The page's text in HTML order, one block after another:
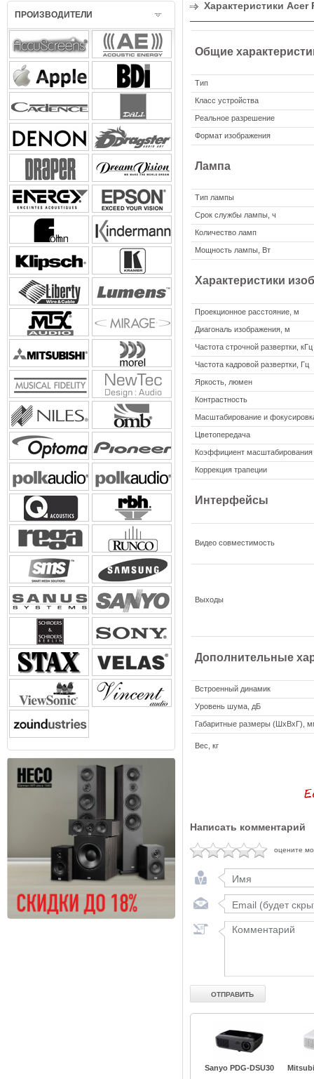
ПРОИЗВОДИТЕЛИ
Характеристики Acer
Общие
Тип
Класс устройства
Реальное разрешение
Формат изображения
Лампа
Тип лампы
Срок службы лампы, ч
Количество ламп
Мощность лампы, Вт
Характеристики
Проекционное расстояние, м
Диагональ изображения, м
Частота строчной развертки, кГц
Частота кадровой развертки, Гц
Яркость, люмен
Контрастность
Масштабирование и
Цветопередача
Коэффициент масштабирования
Коррекция трапеции
Интерфейсы
Видео совместимость
Выходы
Дополнительные
Встроенный динамик
Уровень шума, дБ
Габаритные размеры (ШxВxГ),
Вес, кг
Написать комментарий
оцените
Sanyo PDG-DSU30